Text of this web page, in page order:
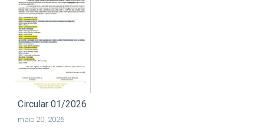
Circular 01/2026
maio 20, 2026